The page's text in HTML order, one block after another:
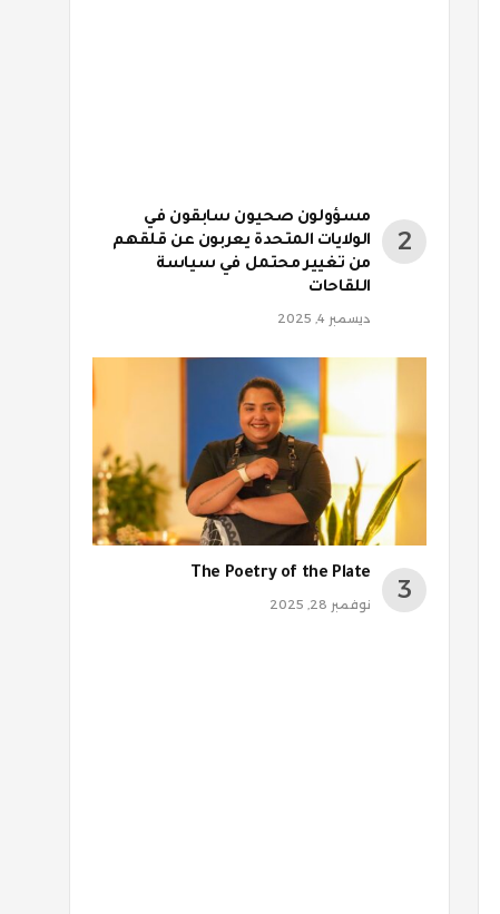
مسؤولون صحيون سابقون في
الولايات المتحدة يعربون عن قلقهم
من تغيير محتمل في سياسة
اللقاحات
ديسمبر 4, 2025
The Poetry of the Plate
نوفمبر 28, 2025